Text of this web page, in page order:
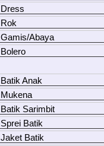
Dress
Rok
Gamis/Abaya
Bolero
Batik Anak
Mukena
Batik Sarimbit
Sprei Batik
Jaket Batik